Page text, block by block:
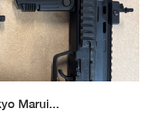
Marui...